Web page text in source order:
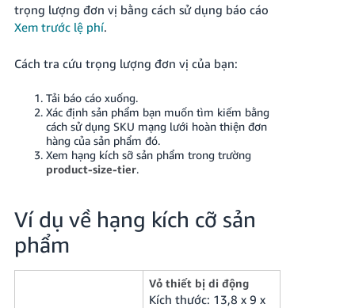
trọng lượng đơn vị bằng cách sử dụng báo cáo
Xem trước lệ phí.
Cách tra cứu trọng lượng đơn vị của bạn:
Tải báo cáo xuống.
Xác định sản phẩm bạn muốn tìm kiếm bằng
cách sử dụng SKU mạng lưới hoàn thiện đơn
hàng của sản phẩm đó.
Xem hạng kích sỡ sản phẩm trong trường
product-size-tier.
Ví dụ về hạng kích cỡ sản
phẩm
Vỏ thiết bị di động
Kích thước: 13,8 x 9 x